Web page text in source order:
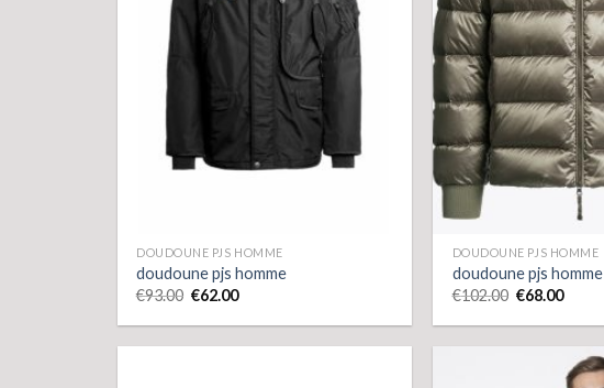
DOUDOUNE PJS HOMME
doudoune pjs homme
€93.00 €62.00
DOUDOUNE PJS HOMME
doudoune pjs homme
€102.00 €68.00